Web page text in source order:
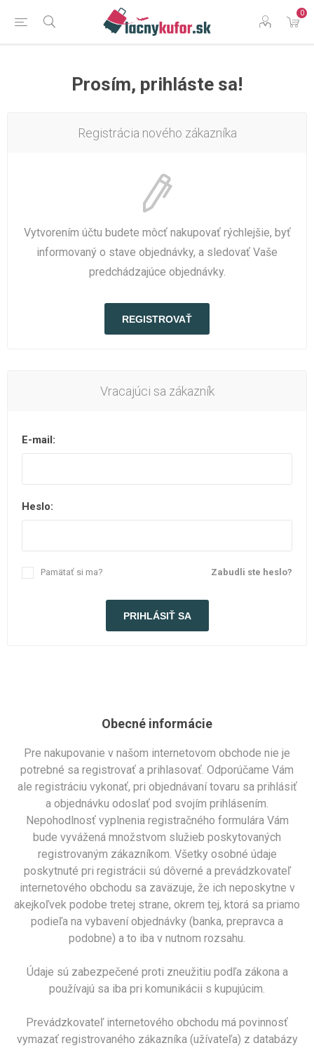
0
Prosím, prihláste sa!
Registrácia nového zákazníka
Vytvorením účtu budete môcť nakupovať rýchlejšie, byť
informovaný o stave objednávky, a sledovať Vaše
predchádzajúce objednávky.
Vracajúci sa zákazník
E-mail:
Heslo:
Zabudli ste heslo?
Pamätať si ma?
Obecné informácie
Pre nakupovanie v našom internetovom obchode nie je
potrebné sa registrovať a prihlasovať. Odporúčame Vám
ale registráciu vykonať, pri objednávaní tovaru sa prihlásiť
a objednávku odoslať pod svojím prihlásením.
Nepohodlnosť vyplnenia registračného formulára Vám
bude vyvážená množstvom služieb poskytovaných
registrovaným zákazníkom. Všetky osobné údaje
poskytnuté pri registrácii sú dôverné a prevádzkovateľ
internetového obchodu sa zaväzuje, že ich neposkytne v
akejkoľvek podobe tretej strane, okrem tej, ktorá sa priamo
podieľa na vybavení objednávky (banka, prepravca a
podobne) a to iba v nutnom rozsahu.
Údaje sú zabezpečené proti zneužitiu podľa zákona a
používajú sa iba pri komunikácii s kupujúcim.
Prevádzkovateľ internetového obchodu má povinnosť
vymazať registrovaného zákazníka (užívateľa) z databázy